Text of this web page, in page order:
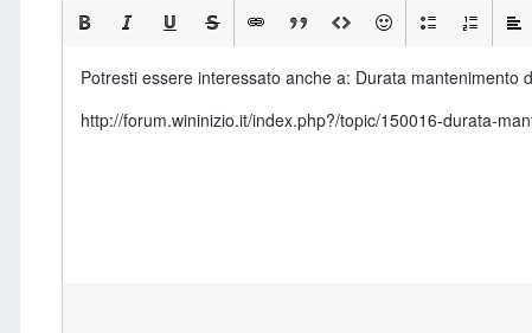
Potresti essere interessato anche a: Durata mantenimento
http://forum.wininizio.it/index.php?/topic/150016-durata-